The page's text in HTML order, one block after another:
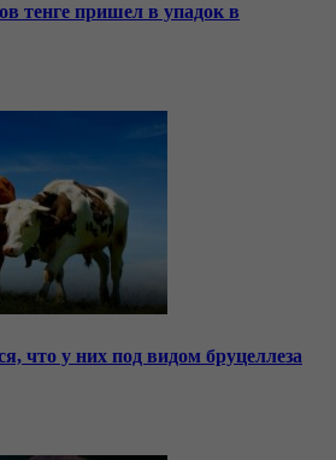
тенге пришел в упадок в
что у них под видом бруцеллеза